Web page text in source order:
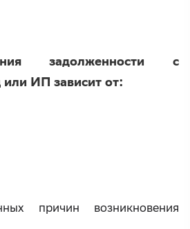
задолженности с
ИП зависит от:
причин возникновения